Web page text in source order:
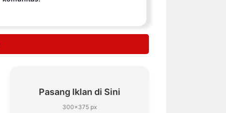
Pasang Iklan di Sini
300×375 px